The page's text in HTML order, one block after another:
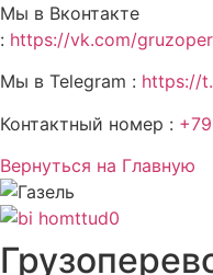
Мы в Вконтакте
: https://vk.com/
Мы в Telegram : https://
Контактный номер :
Вернуться на Главную